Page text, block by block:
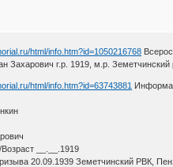
html/info.htm?id=1050216768
Захарович г.р. 1919, м.р.
html/info.htm?id=63743881
__.__.1919
20.09.1939 Земетчинский РВК,